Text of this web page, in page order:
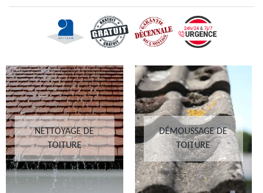
NETTOYAGE DE
TOITURE
DÉMOUSSAGE DE
TOITURE